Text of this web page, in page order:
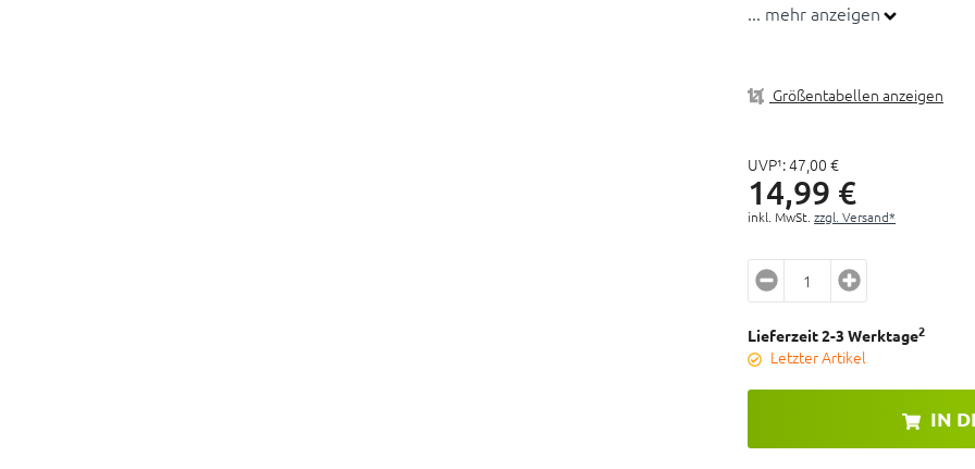
... mehr anzeigen
Größentabellen anzeigen
UVP¹:47, 00 €
14,99 €
inkl. MwSt. zzgl. Versand*
Lieferzeit 2-3 Werktage2
Letzter Artikel
IN